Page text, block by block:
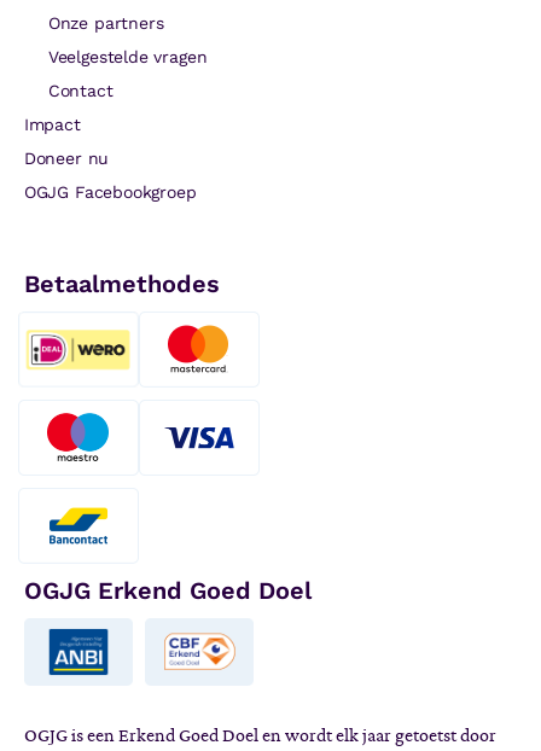
Onze partners
Veelgestelde vragen
Contact
Impact
Doneer nu
OGJG Facebookgroep
Betaalmethodes
OGJG Erkend Goed Doel
OGJG is een Erkend Goed Doel en wordt elk jaar getoetst door